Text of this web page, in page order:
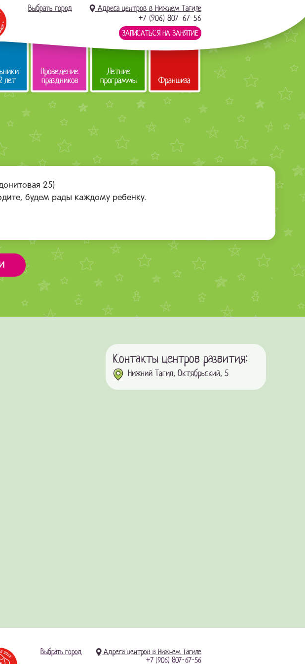
Выбрать город
Адреса центров в Нижнем Тагиле
+7 (906) 807-67-56
ЗАПИСАТЬСЯ НА ЗАНЯТИЕ
лет
Проведение
праздников
Летние
программы Франшиза
25)
будем рады каждому ребенку.
Контакты центров развития:
Нижний Тагил, Октябрьский, 5
Выбрать город
Адреса центров в Нижнем Тагиле
+7 (906) 807-67-56